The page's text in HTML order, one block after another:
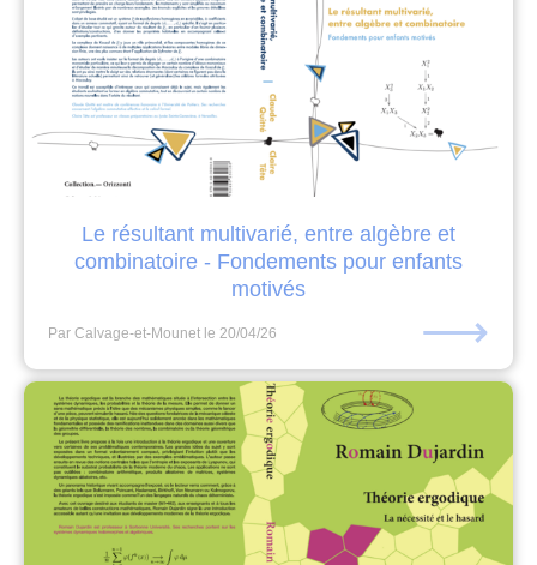
Le résultant multivarié, entre algèbre et
combinatoire - Fondements pour enfants
motivés
Par Calvage-et-Mounet le 20/04/26 ⟶